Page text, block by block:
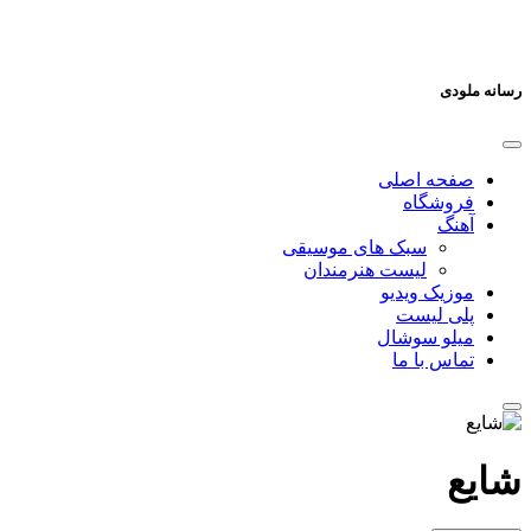
رسانه ملودی
صفحه اصلی
فروشگاه
آهنگ
سبک های موسیقی
لیست هنرمندان
موزیک ویدیو
پلی لیست
میلو سوشال
تماس با ما
شایع